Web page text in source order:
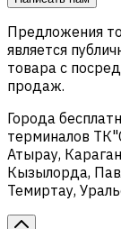
Предложения
является
товара с
продаж.
Города
терминалов
Атырау,
Кызылорда,
Темиртау,